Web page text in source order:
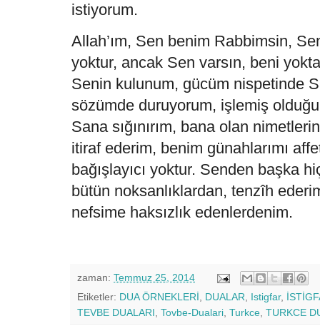
istiyorum.
Allah’ım, Sen benim Rabbimsin,
yoktur, ancak Sen varsın, beni
Senin kulunum, gücüm nispetinde
sözümde duruyorum, işlemiş
Sana sığınırım, bana olan
itiraf ederim, benim günahlarımı
bağışlayıcı yoktur. Senden başka
bütün noksanlıklardan, tenzîh
nefsime haksızlık edenlerdenim.
zaman: Temmuz 25, 2014
Etiketler: DUA ÖRNEKLERİ, DUALAR, Istigfar,
TEVBE DUALARI, Tovbe-Dualari, Turkce, TURKCE